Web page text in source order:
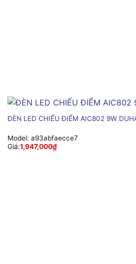
ĐÈN LED CHIẾU ĐIỂM AIC802 9W
Model: a93abfaecce7
Giá:1,947,000₫